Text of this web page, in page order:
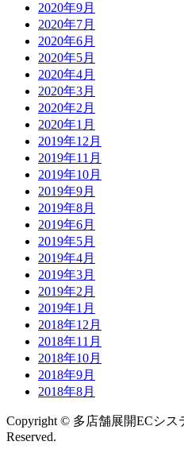
2020年9月
2020年7月
2020年6月
2020年5月
2020年4月
2020年3月
2020年2月
2020年1月
2019年12月
2019年11月
2019年10月
2019年9月
2019年8月
2019年6月
2019年5月
2019年4月
2019年3月
2019年2月
2019年1月
2018年12月
2018年11月
2018年10月
2018年9月
2018年8月
Copyright © 多店舗展開ECシス
Reserved.